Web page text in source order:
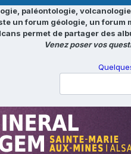
paléontologie,
un forum géologie, un
permet de partager des
Venez poser vos